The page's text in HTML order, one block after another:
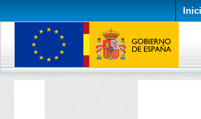
Conjuntos de datos